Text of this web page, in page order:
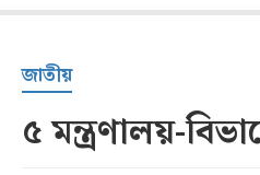
জাতীয়
৫ মন্ত্রণালয়-